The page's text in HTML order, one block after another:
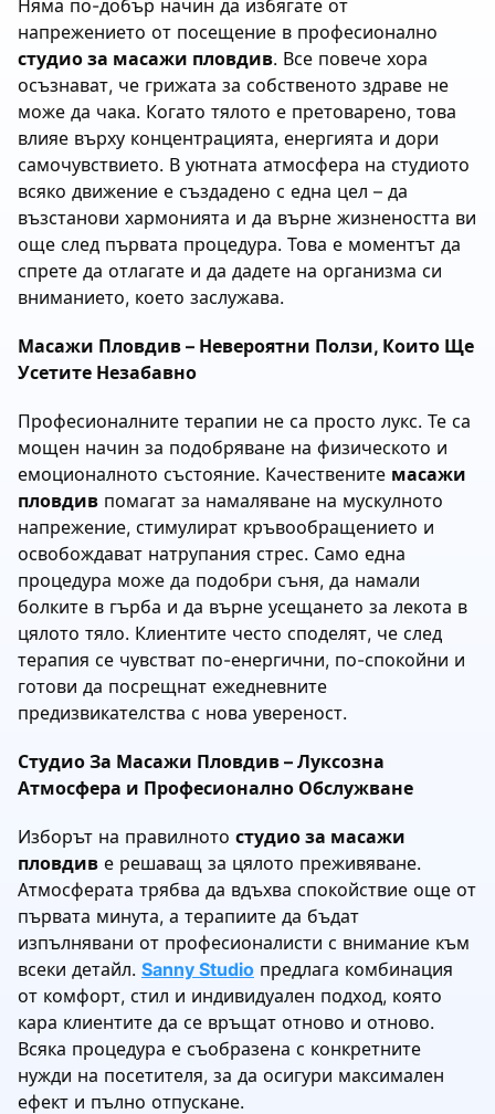
Няма по-добър начин да избягате от
напрежението от посещение в професионално
студио за масажи пловдив. Все повече хора
осъзнават, че грижата за собственото здраве не
може да чака. Когато тялото е претоварено, това
влияе върху концентрацията, енергията и дори
самочувствието. В уютната атмосфера на студиото
всяко движение е създадено с една цел – да
възстанови хармонията и да върне жизнеността ви
още след първата процедура. Това е моментът да
спрете да отлагате и да дадете на организма си
вниманието, което заслужава.
Масажи Пловдив – Невероятни Ползи, Които Ще
Усетите Незабавно
Професионалните терапии не са просто лукс. Те са
мощен начин за подобряване на физическото и
емоционалното състояние. Качествените масажи
пловдив помагат за намаляване на мускулното
напрежение, стимулират кръвообращението и
освобождават натрупания стрес. Само една
процедура може да подобри съня, да намали
болките в гърба и да върне усещането за лекота в
цялото тяло. Клиентите често споделят, че след
терапия се чувстват по-енергични, по-спокойни и
готови да посрещнат ежедневните
предизвикателства с нова увереност.
Студио За Масажи Пловдив – Луксозна
Атмосфера и Професионално Обслужване
Изборът на правилното студио за масажи
пловдив е решаващ за цялото преживяване.
Атмосферата трябва да вдъхва спокойствие още от
първата минута, а терапиите да бъдат
изпълнявани от професионалисти с внимание към
всеки детайл. Sanny Studio предлага комбинация
от комфорт, стил и индивидуален подход, която
кара клиентите да се връщат отново и отново.
Всяка процедура е съобразена с конкретните
нужди на посетителя, за да осигури максимален
ефект и пълно отпускане.